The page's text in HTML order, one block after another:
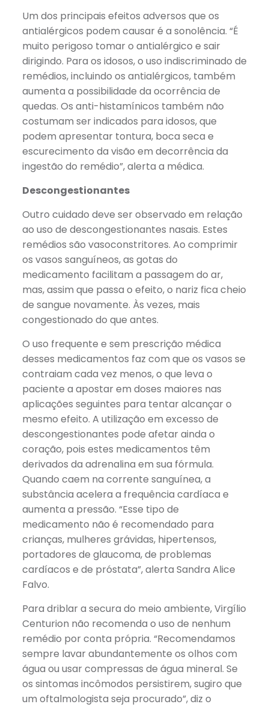
Um dos principais efeitos adversos que os
antialérgicos podem causar é a sonolência. “É
muito perigoso tomar o antialérgico e sair
dirigindo. Para os idosos, o uso indiscriminado de
remédios, incluindo os antialérgicos, também
aumenta a possibilidade da ocorrência de
quedas. Os anti-histamínicos também não
costumam ser indicados para idosos, que
podem apresentar tontura, boca seca e
escurecimento da visão em decorrência da
ingestão do remédio”, alerta a médica.
Descongestionantes
Outro cuidado deve ser observado em relação
ao uso de descongestionantes nasais. Estes
remédios são vasoconstritores. Ao comprimir
os vasos sanguíneos, as gotas do
medicamento facilitam a passagem do ar,
mas, assim que passa o efeito, o nariz fica cheio
de sangue novamente. Às vezes, mais
congestionado do que antes.
O uso frequente e sem prescrição médica
desses medicamentos faz com que os vasos se
contraiam cada vez menos, o que leva o
paciente a apostar em doses maiores nas
aplicações seguintes para tentar alcançar o
mesmo efeito. A utilização em excesso de
descongestionantes pode afetar ainda o
coração, pois estes medicamentos têm
derivados da adrenalina em sua fórmula.
Quando caem na corrente sanguínea, a
substância acelera a frequência cardíaca e
aumenta a pressão. “Esse tipo de
medicamento não é recomendado para
crianças, mulheres grávidas, hipertensos,
portadores de glaucoma, de problemas
cardíacos e de próstata”, alerta Sandra Alice
Falvo.
Para driblar a secura do meio ambiente, Virgílio
Centurion não recomenda o uso de nenhum
remédio por conta própria. “Recomendamos
sempre lavar abundantemente os olhos com
água ou usar compressas de água mineral. Se
os sintomas incômodos persistirem, sugiro que
um oftalmologista seja procurado”, diz o